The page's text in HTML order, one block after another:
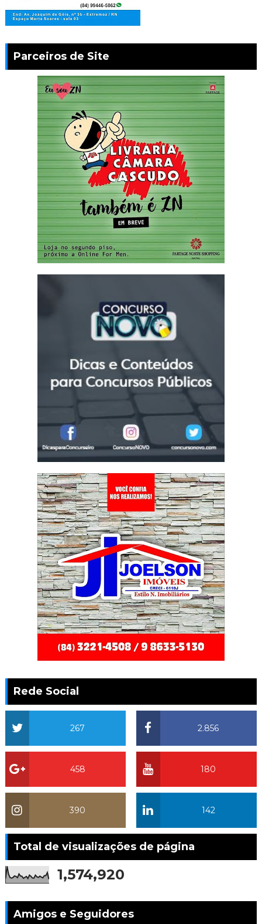
Parceiros de Site
Rede Social
2.856
267
180
458
142
390
Total de visualizações de página
1,574,920
Amigos e Seguidores